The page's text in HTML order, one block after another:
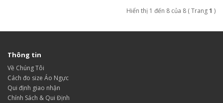
Hiển thị 1 đến 8 của 8 ( Trang1 )
Thông tin
Về Chúng Tôi
Cách đo size Áo Ngực
Qui định giao nhận
Chính Sách & Qui Định